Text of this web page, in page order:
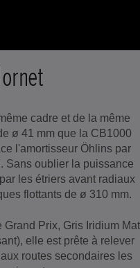
cadre et de la même
ø 41 mm que la CB1000
l'amortisseur Öhlins par
Sans oublier la puissance
les étriers avant radiaux
flottants de ø 310 mm.
Prix, Gris Iridium Mat
elle est prête à relever
routes secondaires les